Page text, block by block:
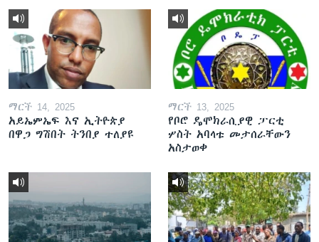
ማርች 14, 2025
አይኤምኤፍ እና ኢትዮጵያ
በዋጋ ግሽበት ትንበያ ተለያዩ
ማርች 13, 2025
የቦሮ ዴሞክራሲያዊ ፓርቲ
ሦስት አባላቱ መታሰራቸውን
አስታወቀ